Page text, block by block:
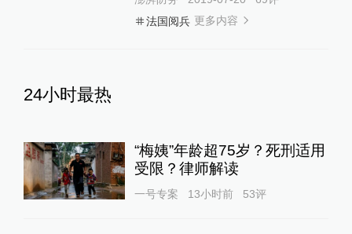
法国阅兵 更多内容
24小时最热
“梅姨”年龄超75岁？死刑适用
受限？律师解读
一号专案 13小时前 53评